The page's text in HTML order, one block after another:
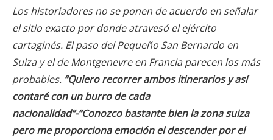
Los historiadores no se ponen de acuerdo en señalar
el sitio exacto por donde atravesó el ejército
cartaginés. El paso del Pequeño San Bernardo en
Suiza y el de Montgenevre en Francia parecen los más
probables. “Quiero recorrer ambos itinerarios y así
contaré con un burro de cada
nacionalidad”-“Conozco bastante bien la zona suiza
pero me proporciona emoción el descender por el